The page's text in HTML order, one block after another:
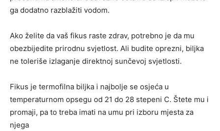
ga dodatno razblažiti vodom.
Ako želite da vaš fikus raste zdrav, potrebno je da mu
obezbijedite prirodnu svjetlost. Ali budite oprezni, biljka
ne toleriše izlaganje direktnoj sunčevoj svjetlosti.
Fikus je termofilna biljka i najbolje se osjeća u
temperaturnom opsegu od 21 do 28 stepeni C. Štete mu i
promaji, pa to treba imati na umu pri izboru mjesta za
njega